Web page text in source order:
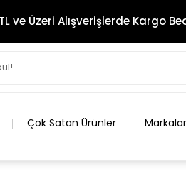
ve Üzeri Alışverişlerde Kargo
Çok Satan Ürünler Markalar